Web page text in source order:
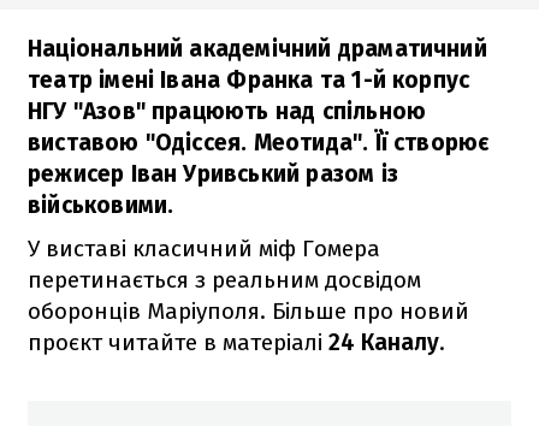
Національний академічний драматичний
театр імені Івана Франка та 1-й корпус
НГУ "Азов" працюють над спільною
виставою "Одіссея. Меотида". Її створює
режисер Іван Уривський разом із
військовими.
У виставі класичний міф Гомера
перетинається з реальним досвідом
оборонців Маріуполя. Більше про новий
проєкт читайте в матеріалі 24 Каналу.